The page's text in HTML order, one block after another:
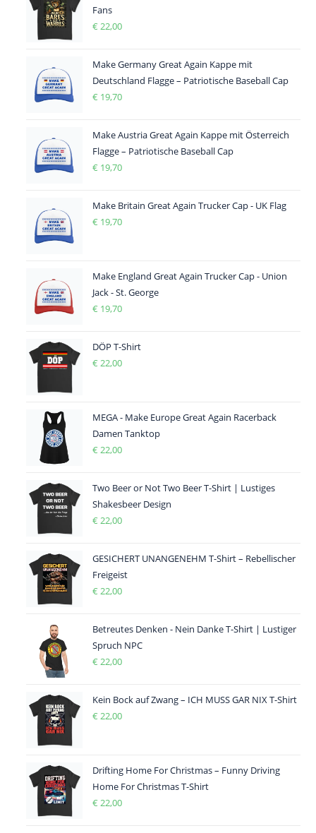
Fans
€ 22,00
Make Germany Great Again Kappe mit
Deutschland Flagge – Patriotische Baseball Cap
€ 19,70
Make Austria Great Again Kappe mit Österreich
Flagge – Patriotische Baseball Cap
€ 19,70
Make Britain Great Again Trucker Cap - UK Flag
€ 19,70
Make England Great Again Trucker Cap - Union
Jack - St. George
€ 19,70
DÖP T-Shirt
€ 22,00
MEGA - Make Europe Great Again Racerback
Damen Tanktop
€ 22,00
Two Beer or Not Two Beer T-Shirt | Lustiges
Shakesbeer Design
€ 22,00
GESICHERT UNANGENEHM T-Shirt – Rebellischer
Freigeist
€ 22,00
Betreutes Denken - Nein Danke T-Shirt | Lustiger
Spruch NPC
€ 22,00
Kein Bock auf Zwang – ICH MUSS GAR NIX T-Shirt
€ 22,00
Drifting Home For Christmas – Funny Driving
Home For Christmas T-Shirt
€ 22,00